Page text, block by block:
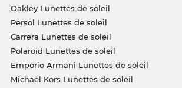
Oakley Lunettes de soleil
Persol Lunettes de soleil
Carrera Lunettes de soleil
Polaroid Lunettes de soleil
Emporio Armani Lunettes de soleil
Michael Kors Lunettes de soleil